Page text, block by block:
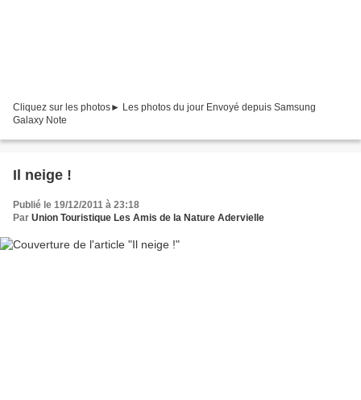
Cliquez sur les photos► Les photos du jour Envoyé depuis Samsung
Galaxy Note
Il neige !
Publié le 19/12/2011 à 23:18
Par Union Touristique Les Amis de la Nature Adervielle